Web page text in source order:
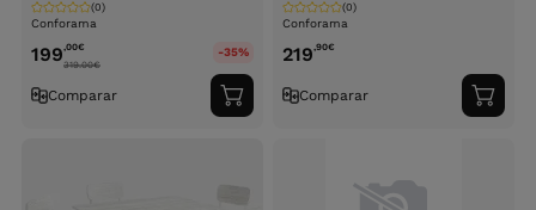
Conforama
(0)
199,00€
319.00€
-35%
Comparar
Adicionar
ao
Conforama
(0)
219,90€
Comparar
ao